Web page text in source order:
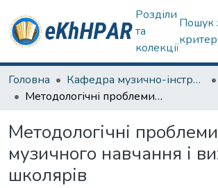
Розділи
та
колекції
Пошук
Головна Кафедра музично-інструментальної підготовки вчителя
Методологічні проблеми музичного навчання і виховання школярів
Методологічні проблеми
музичного навчання і
школярів